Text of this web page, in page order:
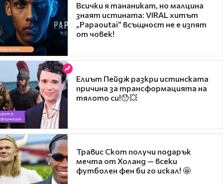
Всички я тананикат, но малцина
знаят истината: VIRAL хитът
„Papaoutai“ всъщност не е изпят
от човек!
Елиът Пейдж разкри истинската
причина за трансформацията на
тялото си!😯💥
Травис Скот получи подарък
мечта от Холанд — всеки
футболен фен би го искал! 🤩